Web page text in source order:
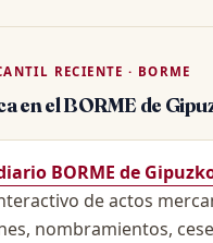
RECIENTE · BORME
en el BORME de
BORME de
de actos
nombramientos,